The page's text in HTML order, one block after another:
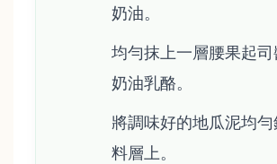
奶油。
均勻抹上一層腰果起
奶油乳酪。
將調味好的地瓜泥均
料層上。